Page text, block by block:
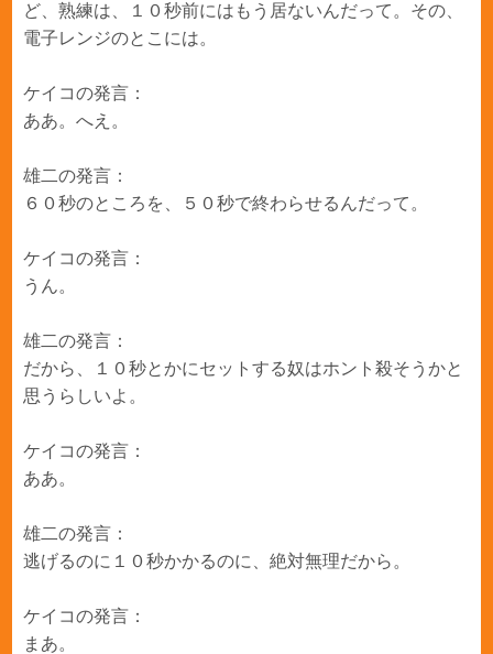
ど、熟練は、１０秒前にはもう居ないんだって。その、
電子レンジのとこには。
ケイコの発言：
ああ。へえ。
雄二の発言：
６０秒のところを、５０秒で終わらせるんだって。
ケイコの発言：
うん。
雄二の発言：
だから、１０秒とかにセットする奴はホント殺そうかと
思うらしいよ。
ケイコの発言：
ああ。
雄二の発言：
逃げるのに１０秒かかるのに、絶対無理だから。
ケイコの発言：
まあ。